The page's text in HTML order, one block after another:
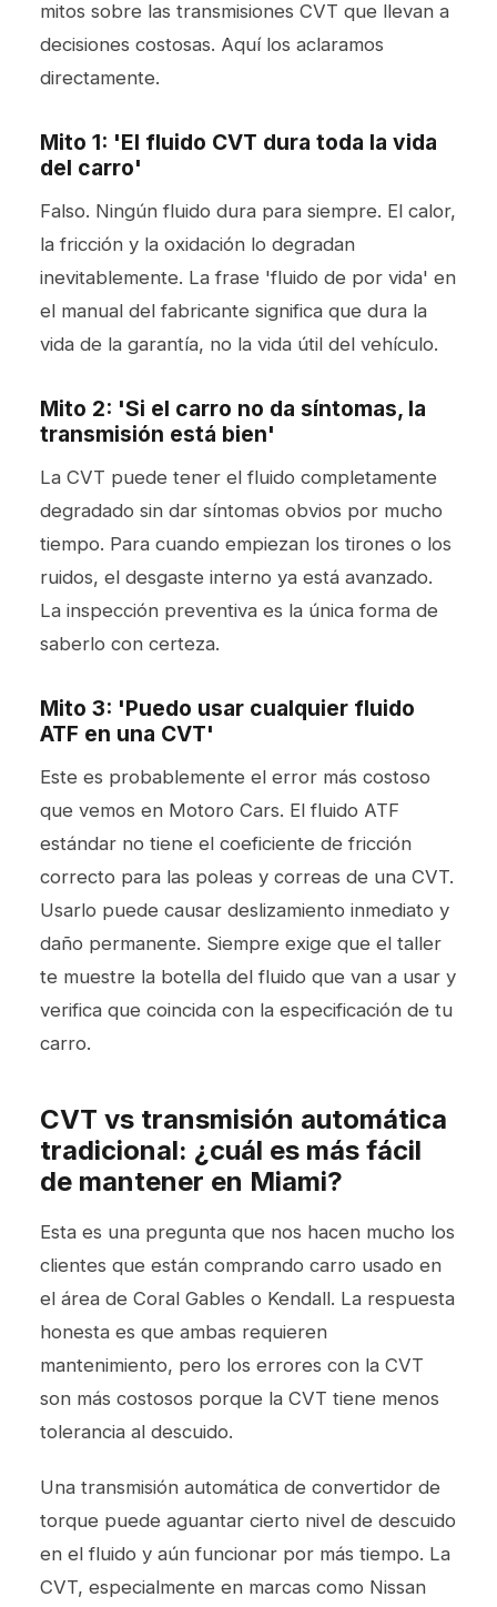
mitos sobre las transmisiones CVT que llevan a
decisiones costosas. Aquí los aclaramos
directamente.
Mito 1: 'El fluido CVT dura toda la vida
del carro'
Falso. Ningún fluido dura para siempre. El calor,
la fricción y la oxidación lo degradan
inevitablemente. La frase 'fluido de por vida' en
el manual del fabricante significa que dura la
vida de la garantía, no la vida útil del vehículo.
Mito 2: 'Si el carro no da síntomas, la
transmisión está bien'
La CVT puede tener el fluido completamente
degradado sin dar síntomas obvios por mucho
tiempo. Para cuando empiezan los tirones o los
ruidos, el desgaste interno ya está avanzado.
La inspección preventiva es la única forma de
saberlo con certeza.
Mito 3: 'Puedo usar cualquier fluido
ATF en una CVT'
Este es probablemente el error más costoso
que vemos en Motoro Cars. El fluido ATF
estándar no tiene el coeficiente de fricción
correcto para las poleas y correas de una CVT.
Usarlo puede causar deslizamiento inmediato y
daño permanente. Siempre exige que el taller
te muestre la botella del fluido que van a usar y
verifica que coincida con la especificación de tu
carro.
CVT vs transmisión automática
tradicional: ¿cuál es más fácil
de mantener en Miami?
Esta es una pregunta que nos hacen mucho los
clientes que están comprando carro usado en
el área de Coral Gables o Kendall. La respuesta
honesta es que ambas requieren
mantenimiento, pero los errores con la CVT
son más costosos porque la CVT tiene menos
tolerancia al descuido.
Una transmisión automática de convertidor de
torque puede aguantar cierto nivel de descuido
en el fluido y aún funcionar por más tiempo. La
CVT, especialmente en marcas como Nissan